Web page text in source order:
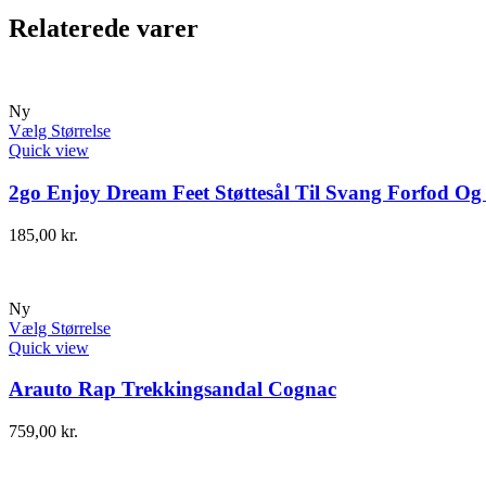
Relaterede varer
Ny
Vælg Størrelse
Quick view
2go Enjoy Dream Feet Støttesål Til Svang Forfod
185,00 kr.
Ny
Vælg Størrelse
Quick view
Arauto Rap Trekkingsandal Cognac
759,00 kr.